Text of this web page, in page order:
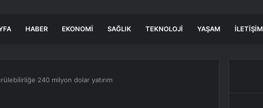
HABER EKONOMI SAĞLIK TEKNOLOJI YAŞAM İLETIŞIM
240 milyon dolar yatırım